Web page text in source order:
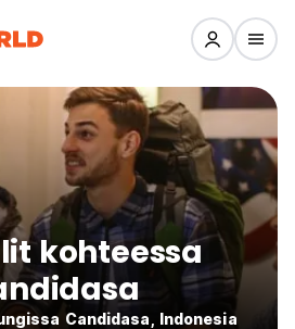
kohteessa
Candidasa, Indonesia